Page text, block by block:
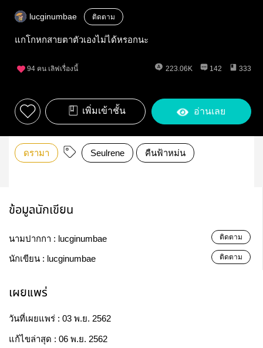
lucginumbae ติดตาม
แกโกหกสายตาตัวเองไม่ได้หรอกนะ
94 คน เลิฟเรื่องนี้ 223.06K 142 333
เพิ่มเข้าชั้น อ่านเลย
ดรามา Seulrene คืนฟ้าหม่น
ข้อมูลนักเขียน
นามปากกา : lucginumbae ติดตาม
นักเขียน : lucginumbae ติดตาม
เผยแพร่
วันที่เผยแพร่ : 03 พ.ย. 2562
แก้ไขล่าสุด : 06 พ.ย. 2562